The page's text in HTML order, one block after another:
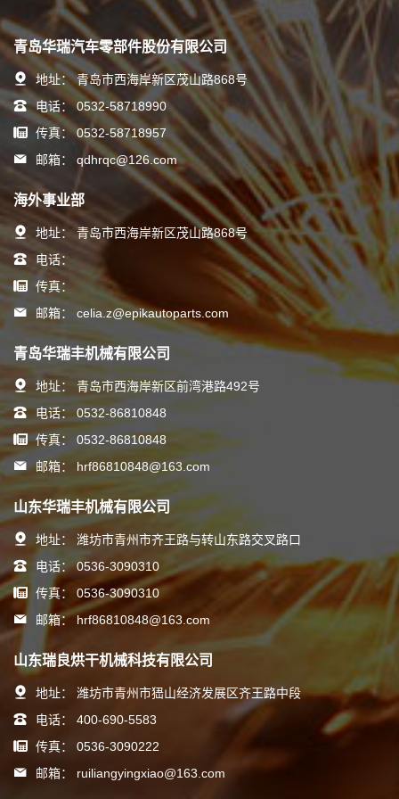
青岛华瑞汽车零部件股份有限公司
地址： 青岛市西海岸新区茂山路868号
电话： 0532-58718990
传真： 0532-58718957
邮箱：
qdhrqc@126.com
海外事业部
地址： 青岛市西海岸新区茂山路868号
电话：
传真：
邮箱：
celia.z@epikautoparts.com
青岛华瑞丰机械有限公司
地址：
青岛市西海岸新区前湾港路492号
电话： 0532-86810848
传真：
0532-86810848
邮箱：
hrf86810848@163.com
山东华瑞丰机械有限公司
地址：
潍坊市青州市齐王路与转山东路交叉路口
电话： 0536-3090310
传真：
0536-3090310
邮箱： hrf86810848@163.com
山东瑞良烘干机械科技有限公司
地址：
潍坊市青州市峱山经济发展区齐王路中段
电话：
400-690-5583
传真：
0536-3090222
邮箱：
ruiliangyingxiao@163.com